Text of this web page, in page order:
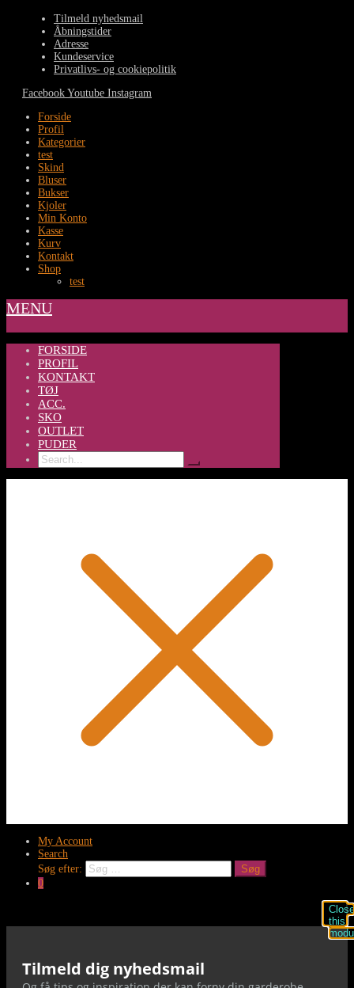
Tilmeld nyhedsmail
Åbningstider
Adresse
Kundeservice
Privatlivs- og cookiepolitik
Facebook Youtube Instagram
Forside
Profil
Kategorier
test
Skind
Bluser
Bukser
Kjoler
Min Konto
Kasse
Kurv
Kontakt
Shop
test
MENU
FORSIDE
PROFIL
KONTAKT
TØJ
ACC.
SKO
OUTLET
PUDER
My Account
Search
Søg efter:
Søg
0
Close
this
Tilmeld dig nyhedsmail